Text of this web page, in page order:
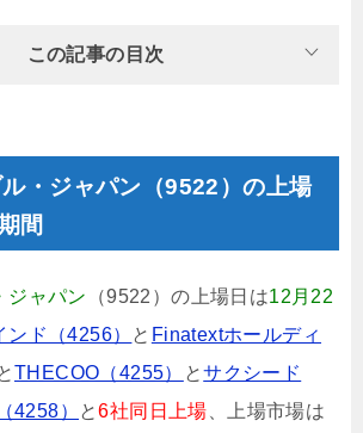
この記事の目次
・ジャパン（9522）の上場
間
ジャパン （9522）の上場日は12月22
ンド（4256） と Finatextホールディ
THECOO（4255） とサクシード
4258） と6社同日上場 、上場市場は